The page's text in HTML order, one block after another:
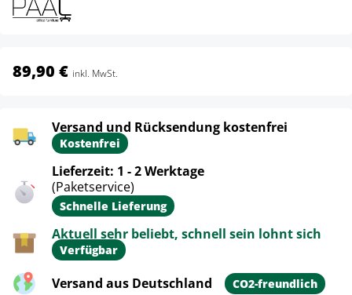
89,90 € inkl. MwSt.
Versand und Rücksendung kostenfrei
Kostenfrei
Lieferzeit: 1 - 2 Werktage
(Paketservice)
Schnelle Lieferung
Aktuell sehr beliebt, schnell sein lohnt sich
Verfügbar
Versand aus Deutschland CO2-freundlich